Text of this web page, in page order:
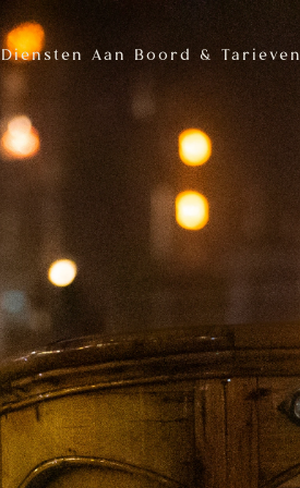
Diensten Aan Boord & Tarieven